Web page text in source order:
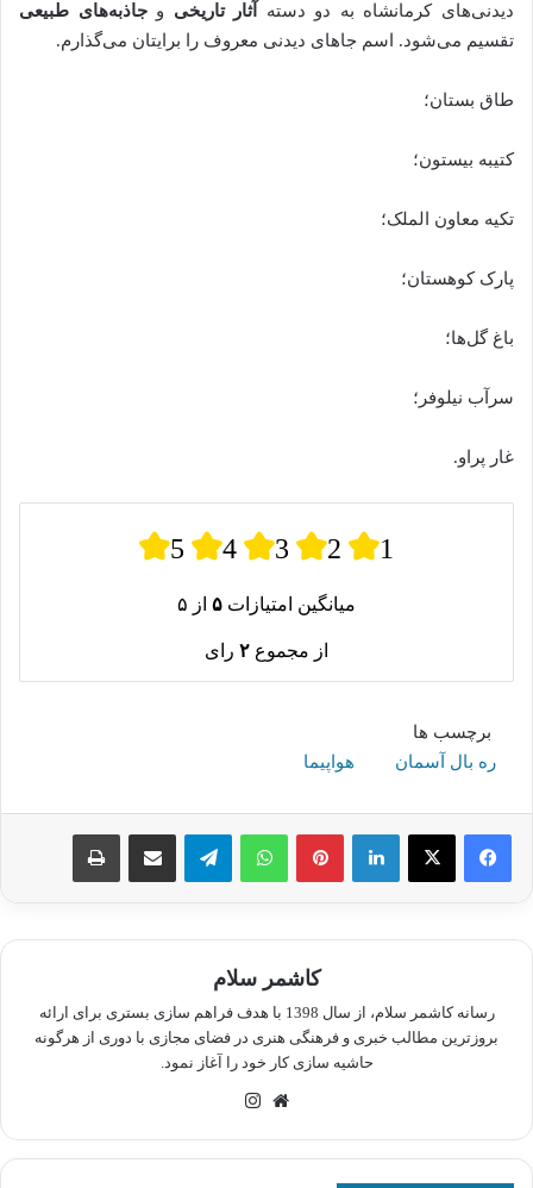
دیدنی‌های کرمانشاه به دو دسته آثار تاریخی وجاذبه‌های طبیعی
تقسیم می‌شود. اسم جاهای دیدنی معروف را برایتان می‌گذارم.
طاق بستان؛
کتیبه بیستون؛
تکیه معاون الملک؛
پارک کوهستان؛
باغ گل‌ها؛
سرآب نیلوفر؛
غار پراو.
5 4 3 2 1
میانگین امتیازات ۵ از ۵
از مجموع ۲ رای
برچسب ها
ره بال آسمان
هواپیما
لینکدین پینترستواتس آپ تلگرام اشتراک گذاری از طریق ایمیل چاپ
کاشمر سلام
رسانه کاشمر سلام، از سال 1398 با هدف فراهم سازی بستری برای ارائه
بروزترین مطالب خبری و فرهنگی هنری در فضای مجازی با دوری از هرگونه
حاشیه سازی کار خود را آغاز نمود.
وبسایت